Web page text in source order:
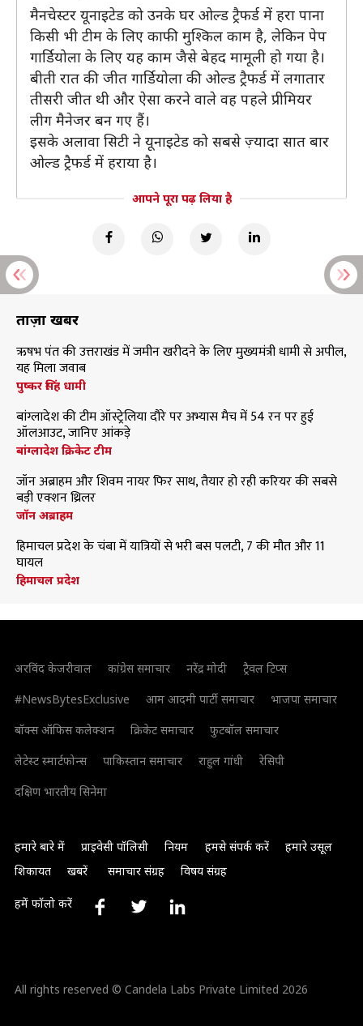
मैनचेस्टर यूनाइटेड को उनके घर ओल्ड ट्रैफर्ड में हरा पाना
किसी भी टीम के लिए काफी मुश्किल काम है, लेकिन पेप
गार्डियोला के लिए यह काम जैसे बेहद मामूली हो गया है।
बीती रात की जीत गार्डियोला की ओल्ड ट्रैफर्ड में लगातार
तीसरी जीत थी और ऐसा करने वाले वह पहले प्रीमियर
लीग मैनेजर बन गए हैं।
इसके अलावा सिटी ने यूनाइटेड को सबसे ज़्यादा सात बार
ओल्ड ट्रैफर्ड में हराया है।
आपने पूरा पढ़ लिया है
ताज़ा खबरें
ऋषभ पंत की उत्तराखंड में जमीन खरीदने के लिए मुख्यमंत्री धामी से अपील,
यह मिला जवाब
पुष्कर सिंह धामी
बांग्लादेश की टीम ऑस्ट्रेलिया दौरे पर अभ्यास मैच में 54 रन पर हुई
ऑलआउट, जानिए आंकड़े
बांग्लादेश क्रिकेट टीम
जॉन अब्राहम और शिवम नायर फिर साथ, तैयार हो रही करियर की सबसे
बड़ी एक्शन थ्रिलर
जॉन अब्राहम
हिमाचल प्रदेश के चंबा में यात्रियों से भरी बस पलटी, 7 की मौत और 11
घायल
हिमाचल प्रदेश
अरविंद केजरीवाल कांग्रेस समाचार नरेंद्र मोदी
ट्रैवल टिप्स
#NewsBytesExclusive
आम आदमी पार्टी समाचार
भाजपा समाचार
बॉक्स ऑफिस कलेक्शन
क्रिकेट समाचार
फुटबॉल समाचार
लेटेस्ट स्मार्टफोन्स
पाकिस्तान समाचार राहुल गांधी
रेसिपी
दक्षिण भारतीय सिनेमा
हमारे बारे में प्राइवेसी पॉलिसी नियम हमसे संपर्क करें
हमारे उसूल
शिकायत
खबरें समाचार संग्रह विषय संग्रह
हमें फॉलो करें
All rights reserved © Candela Labs Private Limited 2026